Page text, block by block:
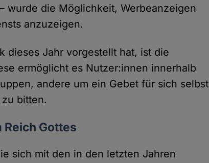
wurde die Möglichkeit, Werbeanzeigen
anzuzeigen.
dieses Jahr vorgestellt hat, ist die
ermöglicht es Nutzer:innen innerhalb
andere um ein Gebet für sich selbst
bitten.
Reich Gottes
sich mit den in den letzten Jahren